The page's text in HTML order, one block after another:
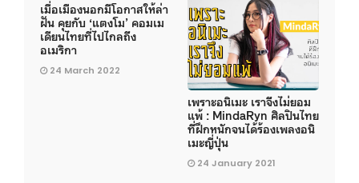
เมื่อเมืองนอกมีโอกาสให้ล่า
ฝัน คุยกับ ‘แตงโม’ คอมเม
เดียนไทยที่ไปไกลถึง
อเมริกา
24 March 2022
เพราะอนิเมะ เราจึงไม่ยอม
แพ้ : MindaRyn ศิลปินไทย
ที่ฝึกหนักจนได้ร้องเพลงอนิ
เมะญี่ปุ่น
24 January 2021